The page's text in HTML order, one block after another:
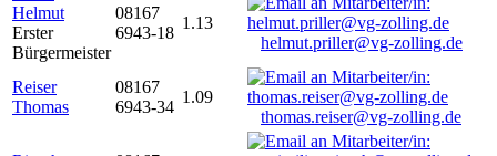
Helmut
Erster
Bürgermeister
08167
6943-18
1.13
helmut.priller@vg-zolling.de
Reiser
Thomas
08167
6943-34
1.09
thomas.reiser@vg-zolling.de